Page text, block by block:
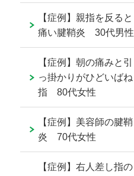
【症例】親指を反ると
痛い腱鞘炎 30代男性
【症例】朝の痛みと引
っ掛かりがひどいばね
指 80代女性
【症例】美容師の腱鞘
炎 70代女性
【症例】右人差し指の